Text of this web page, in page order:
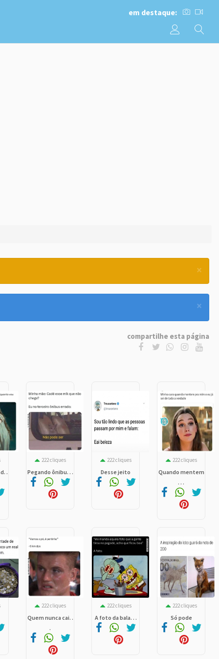
em destaque:
×
×
compartilhe esta página
.
222 cliques
Pegando ônibu. . .
222 cliques
Desse jeito
222 cliques
Quando mentem
. . .
222 cliques
Quem nunca cai. .
.
222 cliques
A foto da bala. . .
222 cliques
Só pode